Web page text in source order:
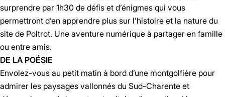
surprendre par 1h30 de défis et d’énigmes qui vous
permettront d’en apprendre plus sur l’histoire et la nature du
site de Poltrot. Une aventure numérique à partager en famille
ou entre amis.
DE LA POÉSIE
Envolez-vous au petit matin à bord d’une montgolfière pour
admirer les paysages vallonnés du Sud-Charente et